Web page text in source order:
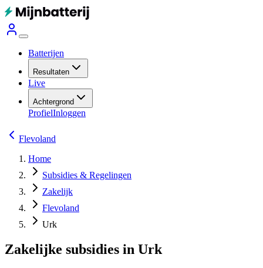
Batterijen
Resultaten
Live
Achtergrond
ProfielInloggen
Flevoland
Home
Subsidies & Regelingen
Zakelijk
Flevoland
Urk
Zakelijke subsidies in Urk